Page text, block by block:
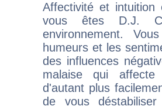
Affectivité et intuition
vous êtes D.J.
environnement.
humeurs et les
des influences
malaise qui
d'autant plus
de vous